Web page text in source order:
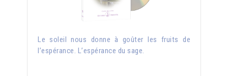
Le soleil nous donne à goûter les fruits de
l’espérance. L’espérance du sage.